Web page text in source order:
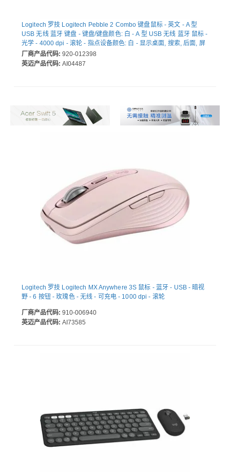
Logitech 罗技 Logitech Pebble 2 Combo 键盘鼠标 - 英文 - A 型
USB 无线 蓝牙 键盘 - 键盘/键盘颜色: 白 - A 型 USB 无线 蓝牙 鼠标 -
光学 - 4000 dpi - 滚轮 - 指点设备颜色: 白 - 显示桌面, 搜索, 后面, 屏
幕截图 热键 - AA, AAA - 兼容 Chromebook, 通用, 笔记本电脑 用于
PC, Mac
厂商产品代码: 920-012398
英迈产品代码: AI04487
Logitech 罗技 Logitech MX Anywhere 3S 鼠标 - 蓝牙 - USB - 暗视
野 - 6 按钮 - 玫瑰色 - 无线 - 可充电 - 1000 dpi - 滚轮
厂商产品代码: 910-006940
英迈产品代码: AI73585